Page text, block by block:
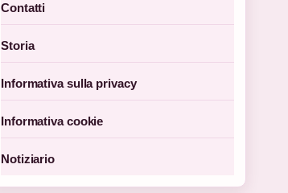
Contatti
Storia
Informativa sulla privacy
Informativa cookie
Notiziario